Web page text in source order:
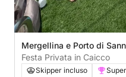
Mergellina e Porto di
Festa Privata in Caicco
Skipper incluso